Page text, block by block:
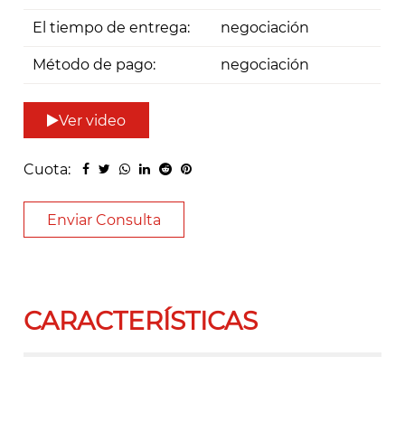
El tiempo de entrega: negociación
Método de pago: negociación
Ver video
Cuota:
Enviar Consulta
CARACTERÍSTICAS